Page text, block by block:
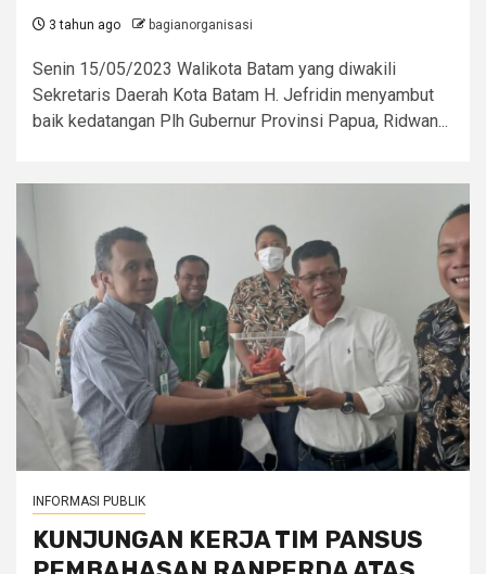
3 tahun ago bagianorganisasi
Senin 15/05/2023 Walikota Batam yang diwakili
Sekretaris Daerah Kota Batam H. Jefridin menyambut
baik kedatangan Plh Gubernur Provinsi Papua, Ridwan...
INFORMASI PUBLIK
KUNJUNGAN KERJA TIM PANSUS